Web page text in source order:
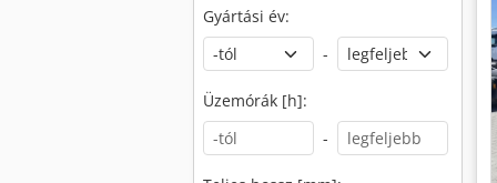
Gyártási év:
-
Üzemórák [h]:
-